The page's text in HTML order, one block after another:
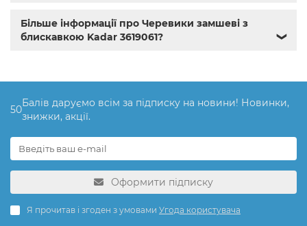
Більше інформації про Черевики замшеві з
блискавкою Kadar 3619061?
❯
50
Балів даруємо всім за підписку на новини! Новинки,
знижки, акції.
Оформити підписку
Я прочитав і згоден з умовами Угода користувача